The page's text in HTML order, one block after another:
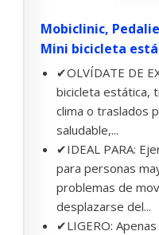
Mobiclinic,
Mini bicicleta
✔OLVÍDATE DE
bicicleta estática,
clima o traslados
saludable,...
✔IDEAL PARA:
para personas
problemas de
desplazarse del...
✔LIGERO: